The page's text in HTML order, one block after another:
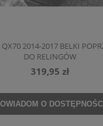
MK4 IV 2007-2010 KOMBI
ROLETA
2014-2017 BELKI
DO RELINGÓW
319,95 zł
O DOSTĘPNOŚCI